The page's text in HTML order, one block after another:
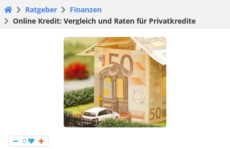
Ratgeber
Finanzen
Online Kredit: Vergleich und Raten für Privatkredite
0